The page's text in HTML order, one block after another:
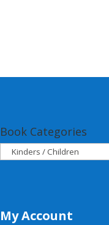
Book Categories
My Account